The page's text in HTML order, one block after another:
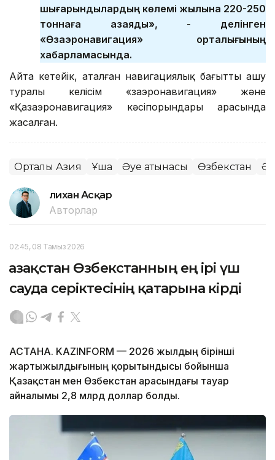
шығарындылардың көлемі жылына 220-250
тоннаға азаяды», - делінген
«Өзаэронавигация» орталығының
хабарламасында.
Айта кетейік, аталған навигациялық бағытты ашу
туралы келісім «Өзаэронавигация» және
«Қазаэронавигация» кәсіпорындары арасында
жасалған.
Орталық Азия Ұшақ Әуе қатынасы Өзбекстан
Әлихан Асқар
Авторлар
02:45, 08 Тамыз 2026
Қазақстан Өзбекстанның ең ірі үш
сауда серіктесінің қатарына кірді
АСТАНА. KAZINFORM — 2026 жылдың бірінші
жартыжылдығының қорытындысы бойынша
Қазақстан мен Өзбекстан арасындағы тауар
айналымы 2,8 млрд доллар болды.